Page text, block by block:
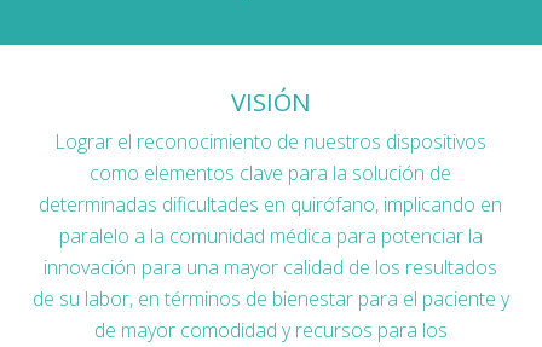
VISIÓN
Lograr el reconocimiento de nuestros dispositivos
como elementos clave para la solución de
determinadas dificultades en quirófano, implicando en
paralelo a la comunidad médica para potenciar la
innovación para una mayor calidad de los resultados
de su labor, en términos de bienestar para el paciente y
de mayor comodidad y recursos para los